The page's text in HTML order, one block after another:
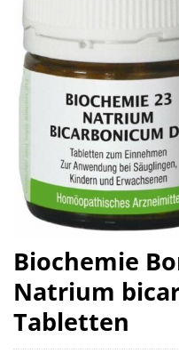
Biochemie
Natrium
Tabletten